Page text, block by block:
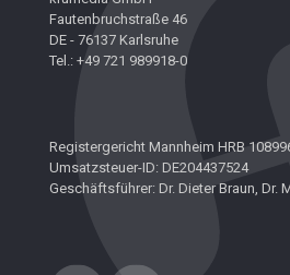
Fautenbruchstraße 46
DE - 76137 Karlsruhe
Tel.: +49 721 989918-0
Registergericht Mannheim HRB
Umsatzsteuer-ID: DE204437524
Geschäftsführer: Dr. Dieter Braun, Dr.